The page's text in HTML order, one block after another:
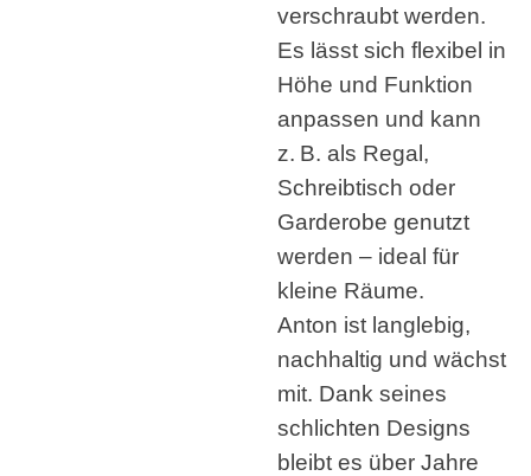
verschraubt werden.
Es lässt sich flexibel in
Höhe und Funktion
anpassen und kann
z. B. als Regal,
Schreibtisch oder
Garderobe genutzt
werden – ideal für
kleine Räume.
Anton ist langlebig,
nachhaltig und wächst
mit. Dank seines
schlichten Designs
bleibt es über Jahre